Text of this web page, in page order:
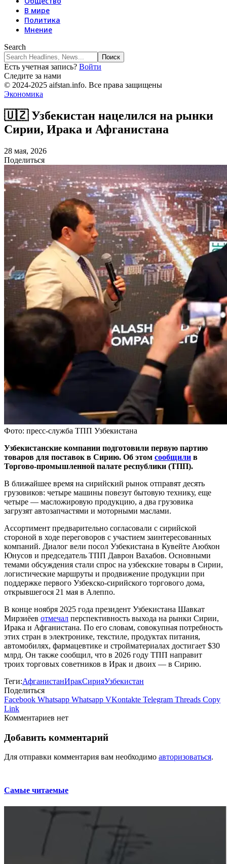
В мире
Политика
Мнение
Search
Есть учетная запись? Войти
Следите за нами
© 2024-2025 aifstan.info. Все права защищены
Экономика
🇺🇿 Узбекистан нацелился на рынки
Сирии, Ирака и Афганистана
28 мая, 2026
Поделиться
Фото: пресс-служба ТПП Узбекистана
Узбекистанские компании подготовили первую партию
товаров для поставок в Сирию. Об этом сообщили в
Торгово‑промышленной палате республики (ТПП).
В ближайшее время на сирийский рынок отправят десять
грузовиков: четыре машины повезут бытовую технику, еще
четыре — масложировую продукцию, а два грузовика
загрузят автозапчастями и моторными маслами.
Ассортимент предварительно согласовали с сирийской
стороной в ходе переговоров с участием заинтересованных
компаний. Диалог вели посол Узбекистана в Кувейте Аюбхон
Юнусов и председатель ТПП Даврон Вахабов. Основными
темами обсуждения стали спрос на узбекские товары в Сирии,
логистические маршруты и продвижение продукции при
поддержке первого Узбекско‑сирийского торгового дома,
открывшегося 21 мая в Алеппо.
В конце ноября 2025 года президент Узбекистана Шавкат
Мирзиёев отмечал перспективность выхода на рынки Сирии,
Ирака и Афганистана. По его словам, совокупная потребность
этих стран в электронике, текстиле, продуктах питания,
автомобилях, фармацевтике и стройматериалах достигает $30
млрд. Он также сообщил, что в 2026 году ТПП направит
троих торговых советников в Ирак и двоих — в Сирию.
Теги:АфганистанИракСирияУзбекистан
Поделиться
Facebook Whatsapp Whatsapp VKontakte Telegram Threads Copy
Link
Комментариев нет
Добавить комментарий
Для отправки комментария вам необходимо авторизоваться.
Самые читаемые